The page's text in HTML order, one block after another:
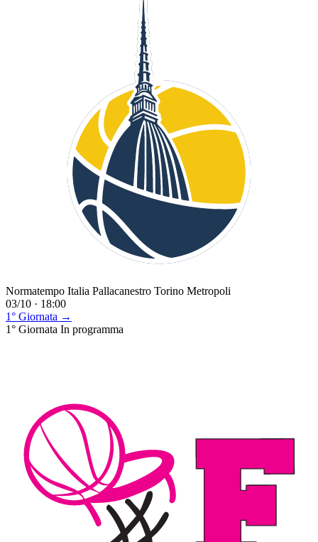
Normatempo Italia Pallacanestro Torino Metropoli
03/10 · 18:00
1° Giornata →
1° Giornata In programma